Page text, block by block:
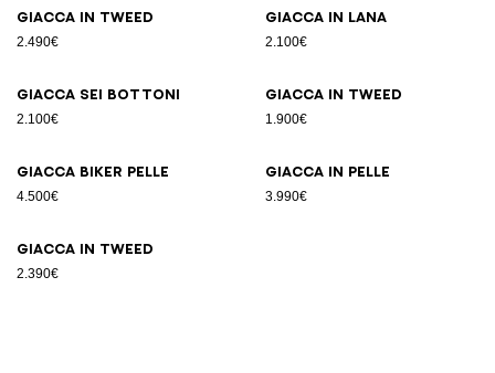
Giacca in tweed
2.490€
Giacca in lana
2.100€
Giacca sei bottoni
2.100€
Giacca in tweed
1.900€
Giacca biker pelle
4.500€
Giacca in pelle
3.990€
Giacca in tweed
2.390€